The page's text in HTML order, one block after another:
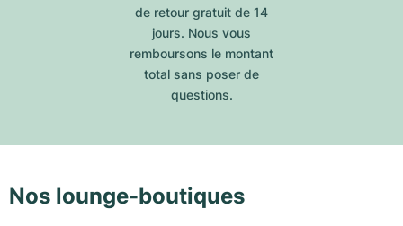
de retour gratuit de 14
jours. Nous vous
remboursons le montant
total sans poser de
questions.
Nos lounge-boutiques